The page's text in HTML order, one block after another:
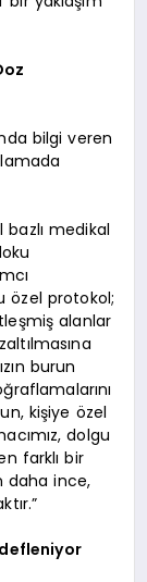
bilgi veren
medikal
özel protokol;
alanlar
burun
kişiye özel
dolgu
farklı bir
daha ince,